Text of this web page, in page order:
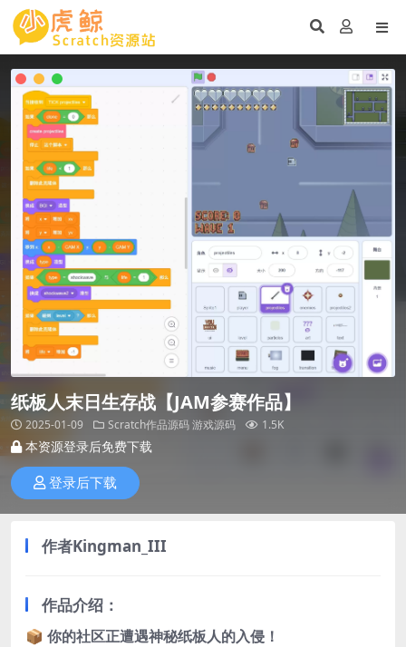
纸板人末日生存战【JAM参赛作品】
2025-01-09 Scratch作品源码游戏源码 1.5K
本资源登录后免费下载
登录后下载
作者Kingman_III
作品介绍：
📦 你的社区正遭遇神秘纸板人的入侵！